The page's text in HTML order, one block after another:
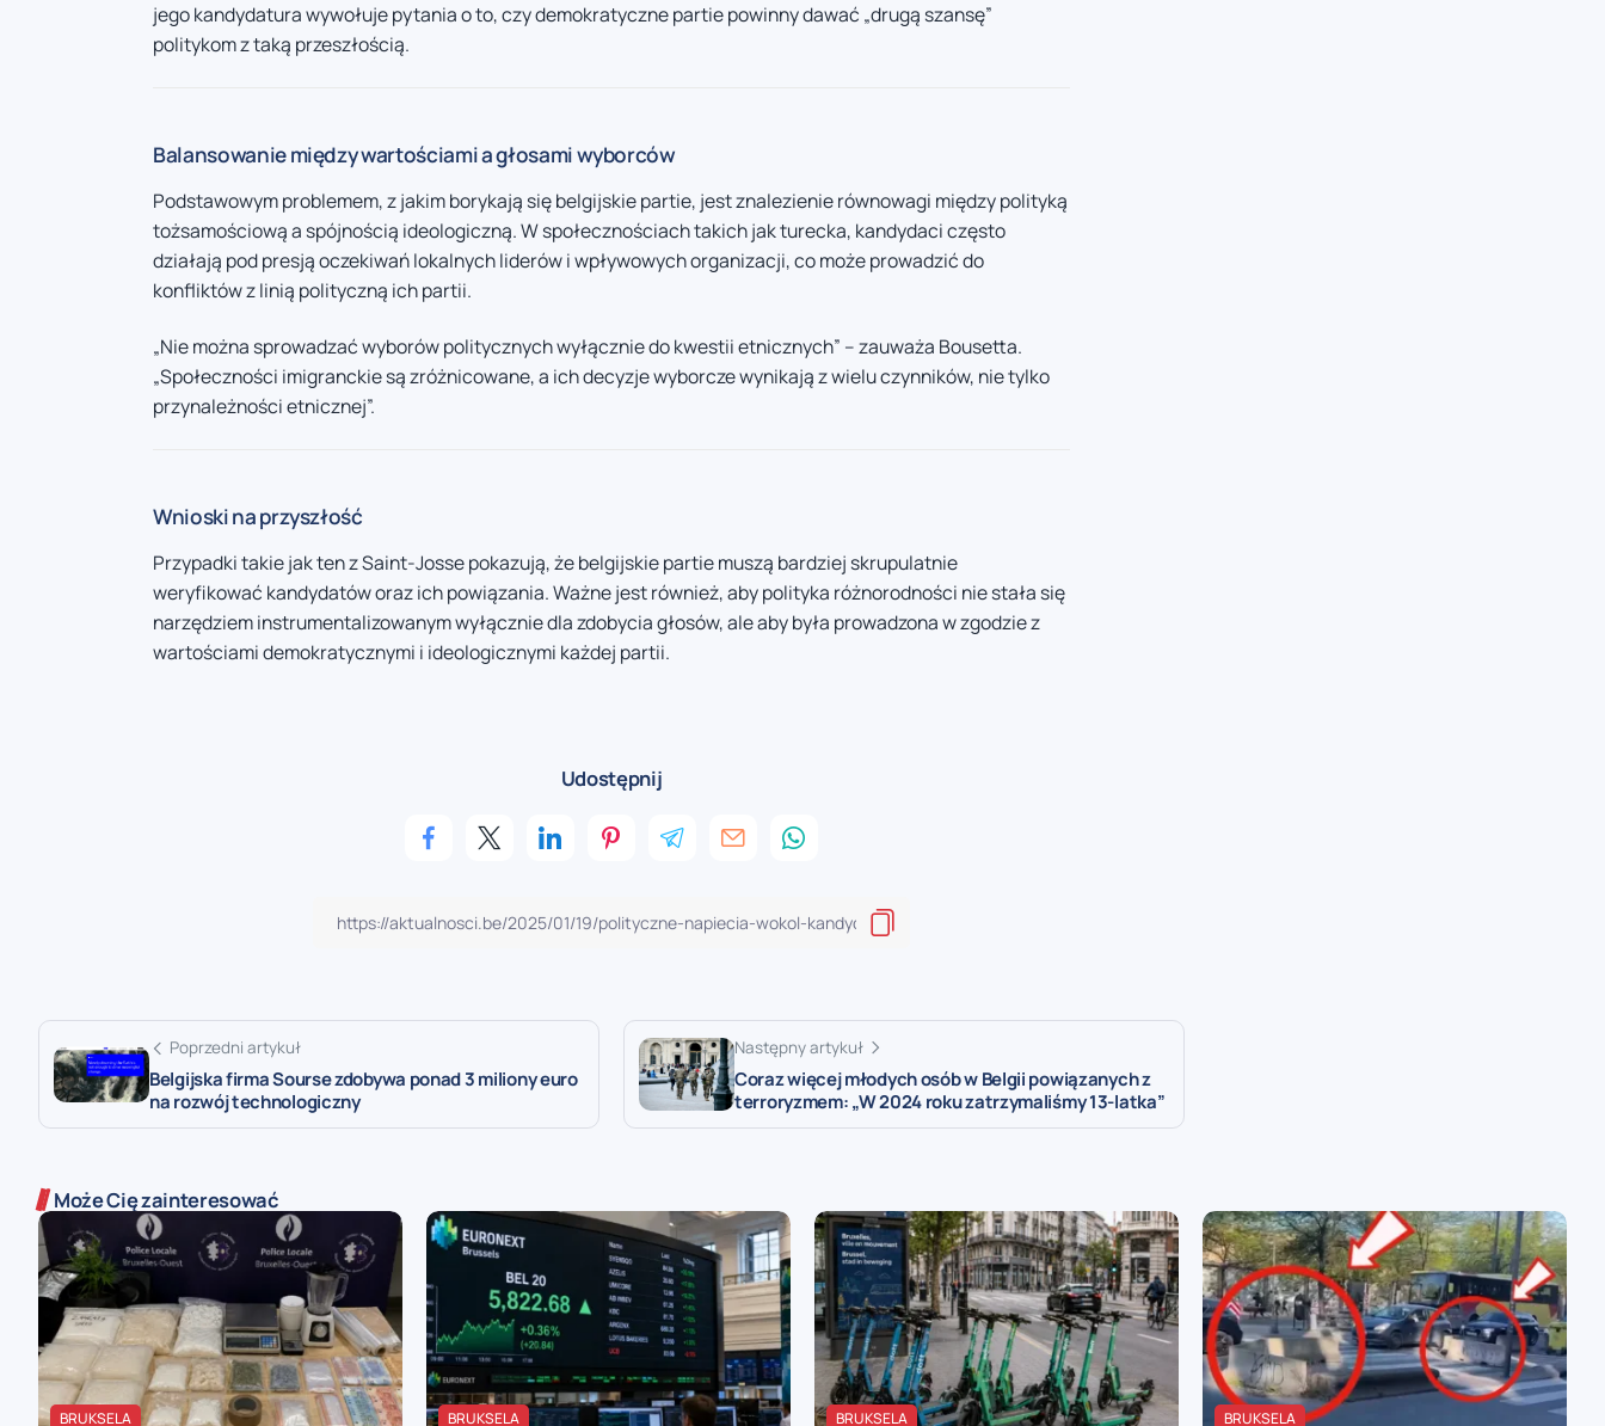
jego kandydatura wywołuje pytania o to, czy demokratyczne partie powinny dawać „drugą szansę”
politykom z taką przeszłością.
Balansowanie między wartościami a głosami wyborców
Podstawowym problemem, z jakim borykają się belgijskie partie, jest znalezienie równowagi między polityką
tożsamościową a spójnością ideologiczną. W społecznościach takich jak turecka, kandydaci często
działają pod presją oczekiwań lokalnych liderów i wpływowych organizacji, co może prowadzić do
konfliktów z linią polityczną ich partii.
„Nie można sprowadzać wyborów politycznych wyłącznie do kwestii etnicznych” – zauważa Bousetta.
„Społeczności imigranckie są zróżnicowane, a ich decyzje wyborcze wynikają z wielu czynników, nie tylko
przynależności etnicznej”.
Wnioski na przyszłość
Przypadki takie jak ten z Saint-Josse pokazują, że belgijskie partie muszą bardziej skrupulatnie
weryfikować kandydatów oraz ich powiązania. Ważne jest również, aby polityka różnorodności nie stała się
narzędziem instrumentalizowanym wyłącznie dla zdobycia głosów, ale aby była prowadzona w zgodzie z
wartościami demokratycznymi i ideologicznymi każdej partii.
Udostępnij
Poprzedni artykuł
Belgijska firma Sourse zdobywa ponad 3 miliony euro
na rozwój technologiczny
Następny artykuł
Coraz więcej młodych osób w Belgii powiązanych z
terroryzmem: „W 2024 roku zatrzymaliśmy 13-latka”
Może Cię zainteresować
BRUKSELA BRUKSELA BRUKSELA BRUKSELA